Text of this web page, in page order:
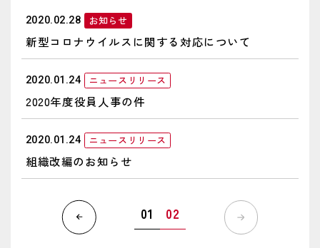
2020.02.28 お知らせ
新型コロナウイルスに関する対応について
2020.01.24 ニュースリリース
2020年度役員人事の件
2020.01.24 ニュースリリース
組織改編のお知らせ
01 02